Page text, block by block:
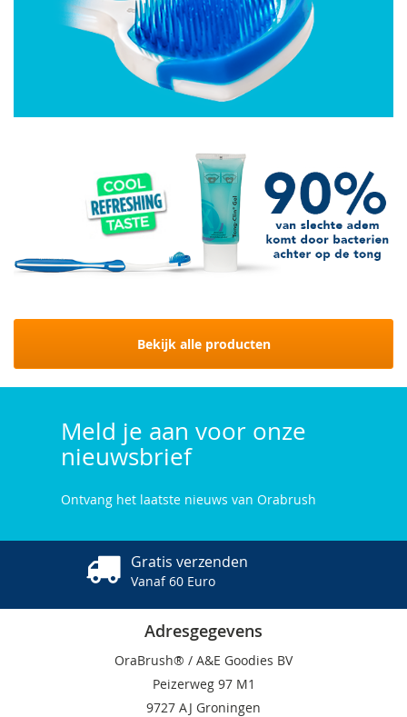
Bekijk alle producten
Meld je aan voor onze
nieuwsbrief
Ontvang het laatste nieuws van Orabrush
Gratis verzenden
Vanaf 60 Euro
Adresgegevens
OraBrush® / A&E Goodies BV
Peizerweg 97 M1
9727 AJ Groningen